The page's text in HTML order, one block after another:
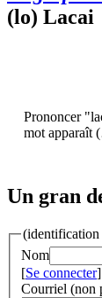
(lo) Lacai
Prononcer
mot apparaît
Un gran
Nom
[Se connecter]
Courriel (non